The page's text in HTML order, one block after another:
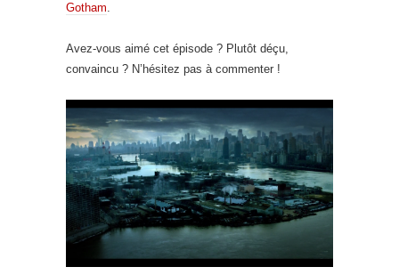
Gotham.
Avez-vous aimé cet épisode ? Plutôt déçu,
convaincu ? N’hésitez pas à commenter !